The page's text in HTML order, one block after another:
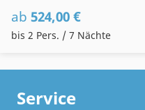
ab 524,00 €
bis 2 Pers. / 7 Nächte
Service